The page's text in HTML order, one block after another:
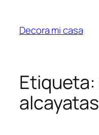
contenido
Decora mi casa
Etiqueta:
alcayatas